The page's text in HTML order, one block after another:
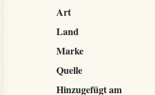
Art
Land
Marke
Quelle
Hinzugefügt am